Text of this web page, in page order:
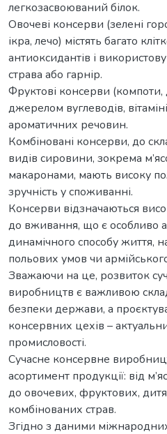
легкозасвоюваний білок.
Овочеві консерви (зелені
ікра, лечо) містять багато
антиоксидантів і
страва або гарнір.
Фруктові консерви
джерелом вуглеводів,
ароматичних речовин.
Комбіновані консерви, до
видів сировини, зокрема
макаронами, мають високу
зручність у споживанні.
Консерви відзначаються
до вживання, що є особливо
динамічного способу життя,
польових умов чи
Зважаючи на це, розвиток
виробництв є важливою
безпеки держави, а
консервних цехів –
промисловості.
Сучасне консервне
асортимент продукції: від
до овочевих, фруктових,
комбінованих страв.
Згідно з даними